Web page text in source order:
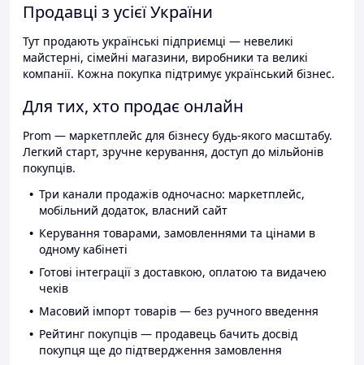
Продавці з усієї України
Тут продають українські підприємці — невеликі
майстерні, сімейні магазини, виробники та великі
компанії. Кожна покупка підтримує український бізнес.
Для тих, хто продає онлайн
Prom — маркетплейс для бізнесу будь-якого масштабу.
Легкий старт, зручне керування, доступ до мільйонів
покупців.
Три канали продажів одночасно: маркетплейс,
мобільний додаток, власний сайт
Керування товарами, замовленнями та цінами в
одному кабінеті
Готові інтеграції з доставкою, оплатою та видачею
чеків
Масовий імпорт товарів — без ручного введення
Рейтинг покупців — продавець бачить досвід
покупця ще до підтвердження замовлення